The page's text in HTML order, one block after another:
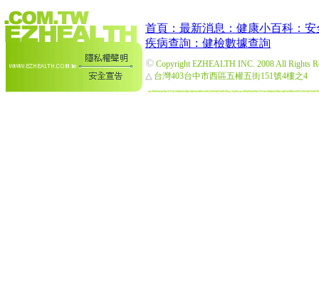
首頁： 最新消息： 健康小百科： 安
疾病查詢： 健檢數據查詢
© Copyright EZHEALTH INC. 2008 All Rights
△ 台灣403台中市西區五權五街151號4樓之4